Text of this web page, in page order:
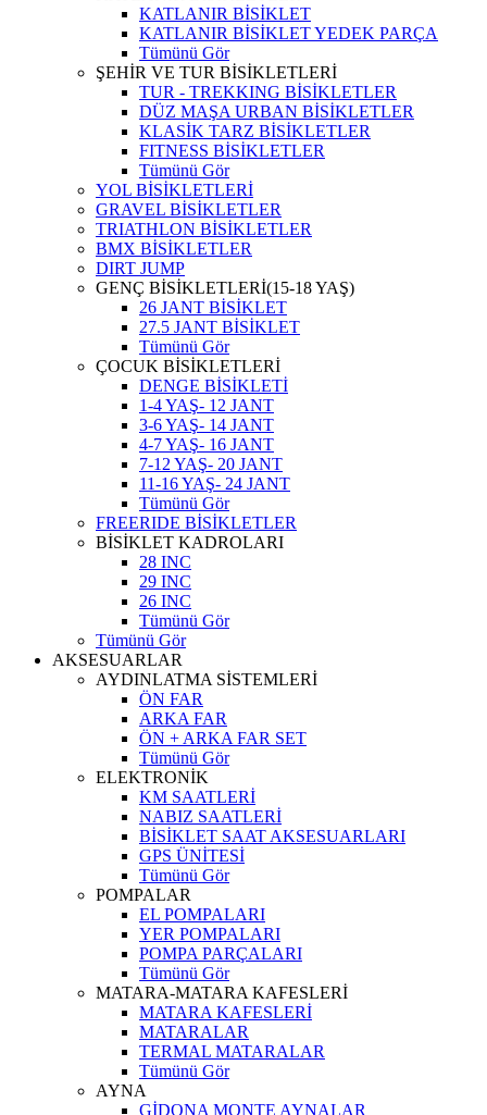
KATLANIR BİSİKLET
KATLANIR BİSİKLET YEDEK PARÇA
Tümünü Gör
ŞEHİR VE TUR BİSİKLETLERİ
TUR - TREKKING BİSİKLETLER
DÜZ MAŞA URBAN BİSİKLETLER
KLASİK TARZ BİSİKLETLER
FITNESS BİSİKLETLER
Tümünü Gör
YOL BİSİKLETLERİ
GRAVEL BİSİKLETLER
TRIATHLON BİSİKLETLER
BMX BİSİKLETLER
DIRT JUMP
GENÇ BİSİKLETLERİ(15-18 YAŞ)
26 JANT BİSİKLET
27.5 JANT BİSİKLET
Tümünü Gör
ÇOCUK BİSİKLETLERİ
DENGE BİSİKLETİ
1-4 YAŞ- 12 JANT
3-6 YAŞ- 14 JANT
4-7 YAŞ- 16 JANT
7-12 YAŞ- 20 JANT
11-16 YAŞ- 24 JANT
Tümünü Gör
FREERIDE BİSİKLETLER
BİSİKLET KADROLARI
28 INC
29 INC
26 INC
Tümünü Gör
Tümünü Gör
AKSESUARLAR
AYDINLATMA SİSTEMLERİ
ÖN FAR
ARKA FAR
ÖN + ARKA FAR SET
Tümünü Gör
ELEKTRONİK
KM SAATLERİ
NABIZ SAATLERİ
BİSİKLET SAAT AKSESUARLARI
GPS ÜNİTESİ
Tümünü Gör
POMPALAR
EL POMPALARI
YER POMPALARI
POMPA PARÇALARI
Tümünü Gör
MATARA-MATARA KAFESLERİ
MATARA KAFESLERİ
MATARALAR
TERMAL MATARALAR
Tümünü Gör
AYNA
GİDONA MONTE AYNALAR